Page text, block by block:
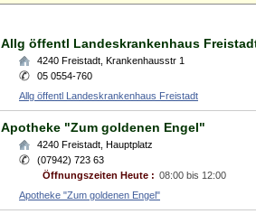
Allg öffentl Landeskrankenhaus
4240 Freistadt Krankenhausstr 1
05 0554-760
Allg öffentl Landeskrankenhaus Freistadt
Apotheke "Zum goldenen Engel"
4240 Freistadt Hauptplatz
(07942) 723 63
Öffnungszeiten Heute : 08:00 bis 12:00
Apotheke "Zum goldenen Engel"